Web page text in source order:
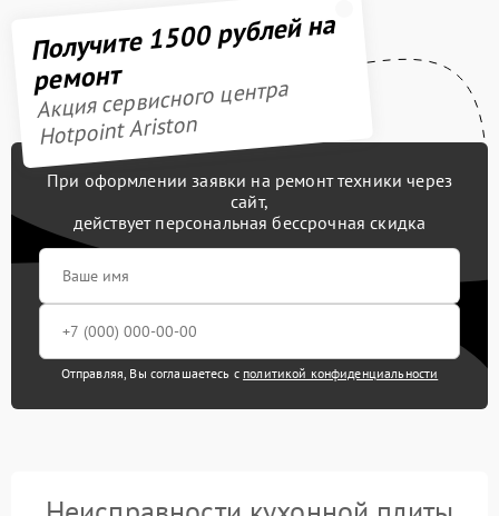
Получите 1500 рублей на
ремонт
Акция сервисного центра
Hotpoint Ariston
При оформлении заявки на ремонт техники через
сайт,
действует персональная бессрочная скидка
Отправляя, Вы соглашаетесь с политикой конфиденциальности